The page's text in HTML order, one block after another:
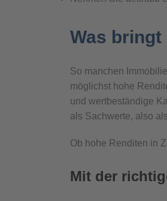
Was
So manchen
möglichst hohe
und wertbeständige
als Sachwerte, also
Ob hohe Renditen in
Mit der